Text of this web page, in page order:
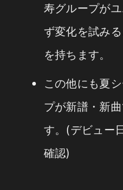
寿グループが
ず変化を試み
を持ちます。
この他にも夏
プが新譜・新
す。(デビュー
確認)